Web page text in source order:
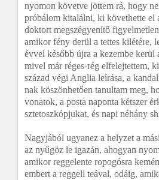
nyomon követve jöttem rá, hogy
próbálom kitalálni, ki követhette el
doktort megszégyenítő
amikor fény derül a tettes kilétére,
évvel később újra a kezembe kerül
mivel már réges-rég elfelejtettem,
század végi Anglia leírása, a
nak köszönhetően tanultam meg,
vonatok, a posta naponta kétszer
sztetoszkópjukat, és napi néhány
Nagyjából ugyanez a helyzet a
az nyűgöz le igazán, ahogyan
amikor reggelente ropogósra
embert a reggeli teával, odáig,